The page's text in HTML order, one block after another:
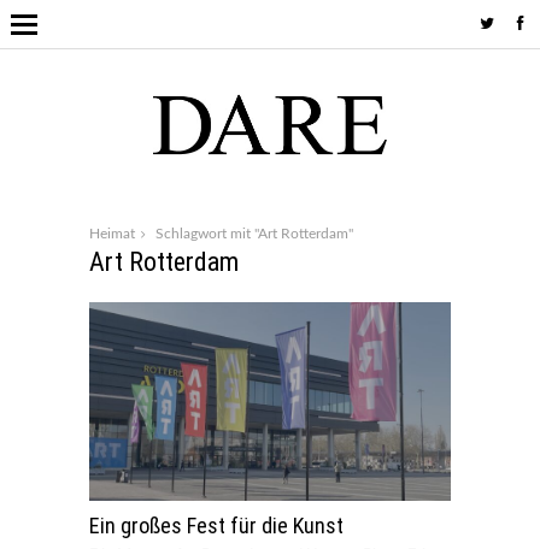
Heimat Schlagwort mit "Art Rotterdam"
Art Rotterdam
Ein großes Fest für die Kunst